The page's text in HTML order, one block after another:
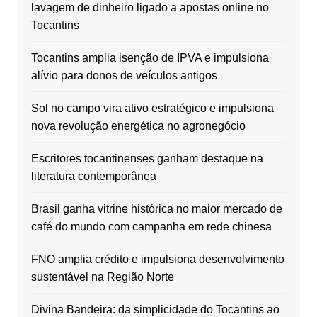
lavagem de dinheiro ligado a apostas online no
Tocantins
Tocantins amplia isenção de IPVA e impulsiona
alívio para donos de veículos antigos
Sol no campo vira ativo estratégico e impulsiona
nova revolução energética no agronegócio
Escritores tocantinenses ganham destaque na
literatura contemporânea
Brasil ganha vitrine histórica no maior mercado de
café do mundo com campanha em rede chinesa
FNO amplia crédito e impulsiona desenvolvimento
sustentável na Região Norte
Divina Bandeira: da simplicidade do Tocantins ao